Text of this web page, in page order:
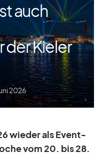
auch
der Kieler
2026
wie­der als Event­
vom 20. bis 28.